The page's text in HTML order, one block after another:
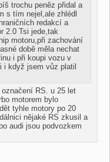
trochu peněz přidal a
s tím nejel,ale zhlédl
redakcí a
2.0 Tsi jede,tak
motoru,při zachování
době měla nechat
i při koupi vozu v
i když jsem vůz platil
RS. u 25 let
motorem bylo
tyhle motory po 20
nějaké RS zkusil a
audi jsou podvozkem